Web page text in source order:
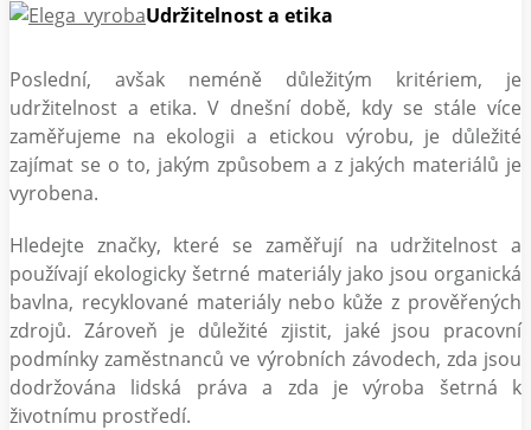
Udržitelnost a etika
Poslední, avšak neméně důležitým kritériem, je
udržitelnost a etika. V dnešní době, kdy se stále více
zaměřujeme na ekologii a etickou výrobu, je důležité
zajímat se o to, jakým způsobem a z jakých materiálů je
vyrobena.
Hledejte značky, které se zaměřují na udržitelnost a
používají ekologicky šetrné materiály jako jsou organická
bavlna, recyklované materiály nebo kůže z prověřených
zdrojů. Zároveň je důležité zjistit, jaké jsou pracovní
podmínky zaměstnanců ve výrobních závodech, zda jsou
dodržována lidská práva a zda je výroba šetrná k
životnímu prostředí.